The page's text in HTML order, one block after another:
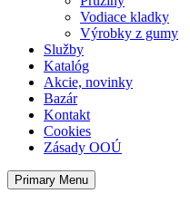
Vodiace kladky
Výrobky z gumy
Služby
Katalóg
Akcie, novinky
Bazár
Kontakt
Cookies
Zásady OOÚ
Primary Menu